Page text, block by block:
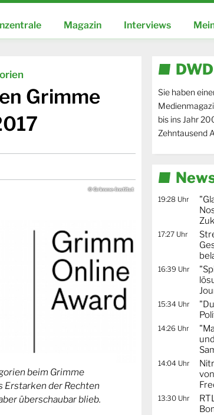
Magazin Interviews
Grimme
© Grimme-Institut
beim Grimme
Erstarken der Rechten
überschaubar blieb.
Sie haben
bis ins Jahr
Zehntausend
19:28 Uhr
17:27 Uhr
16:39 Uhr
15:34 Uhr
14:26 Uhr
14:04 Uhr
13:30 Uhr